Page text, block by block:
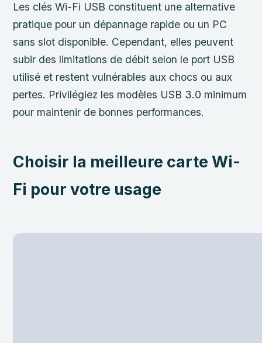
Les clés Wi-Fi USB constituent une alternative
pratique pour un dépannage rapide ou un PC
sans slot disponible. Cependant, elles peuvent
subir des limitations de débit selon le port USB
utilisé et restent vulnérables aux chocs ou aux
pertes. Privilégiez les modèles USB 3.0 minimum
pour maintenir de bonnes performances.
Choisir la meilleure carte Wi-
Fi pour votre usage